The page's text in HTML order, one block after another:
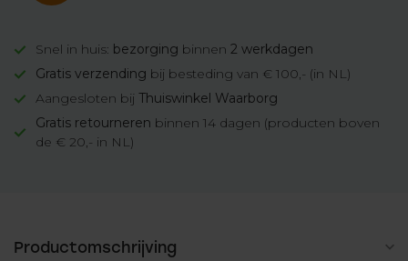
Snel in huis: bezorging binnen 2 werkdagen
Gratis verzending bij besteding van € 100,- (in NL)
Aangesloten bij Thuiswinkel Waarborg
Gratis retourneren binnen 14 dagen (producten boven
de € 20,- in NL)
Productomschrijving